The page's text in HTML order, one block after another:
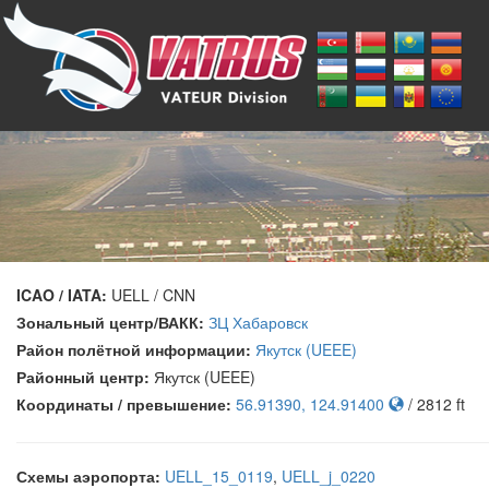
ICAO / IATA: UELL / CNN
Зональный центр/ВАКК: ЗЦ Хабаровск
Район полётной информации: Якутск (UEEE)
Районный центр: Якутск (UEEE)
Координаты / превышение: 56.91390, 124.91400 / 2812 ft
Схемы аэропорта: UELL_15_0119, UELL_j_0220